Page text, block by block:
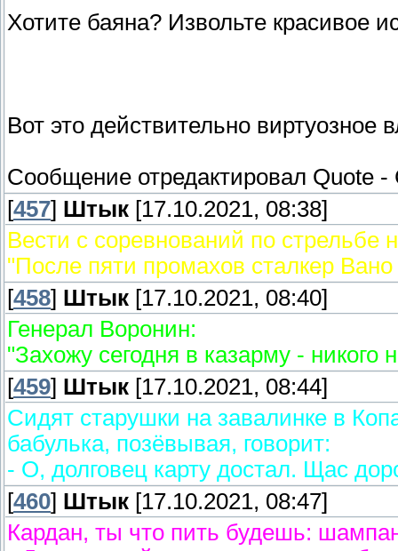
Хотите баяна? Извольте красивое
Вот это действительно виртуозное
Сообщение отредактировал Quote -
[457] Штык [17.10.2021, 08:38]
Вести с соревнований по стрельбе
"После пяти промахов сталкер
[458] Штык [17.10.2021, 08:40]
Генерал Воронин:
"Захожу сегодня в казарму -
[459] Штык [17.10.2021, 08:44]
Сидят старушки на завалинке в
бабулька, позёвывая, говорит:
- О, долговец карту достал. Щас
[460] Штык [17.10.2021, 08:47]
Кардан, ты что пить будешь: